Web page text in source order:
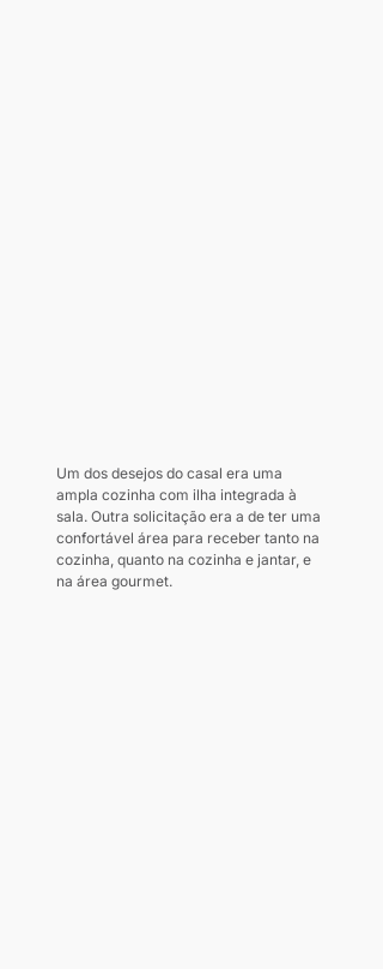
Um dos desejos do casal era uma
ampla cozinha com ilha integrada à
sala. Outra solicitação era a de ter uma
confortável área para receber tanto na
cozinha, quanto na cozinha e jantar, e
na área gourmet.